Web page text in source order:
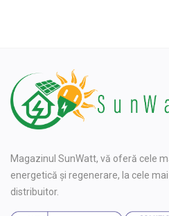
Magazinul SunWatt, vă oferă cele
energetică și regenerare, la cele
distribuitor.